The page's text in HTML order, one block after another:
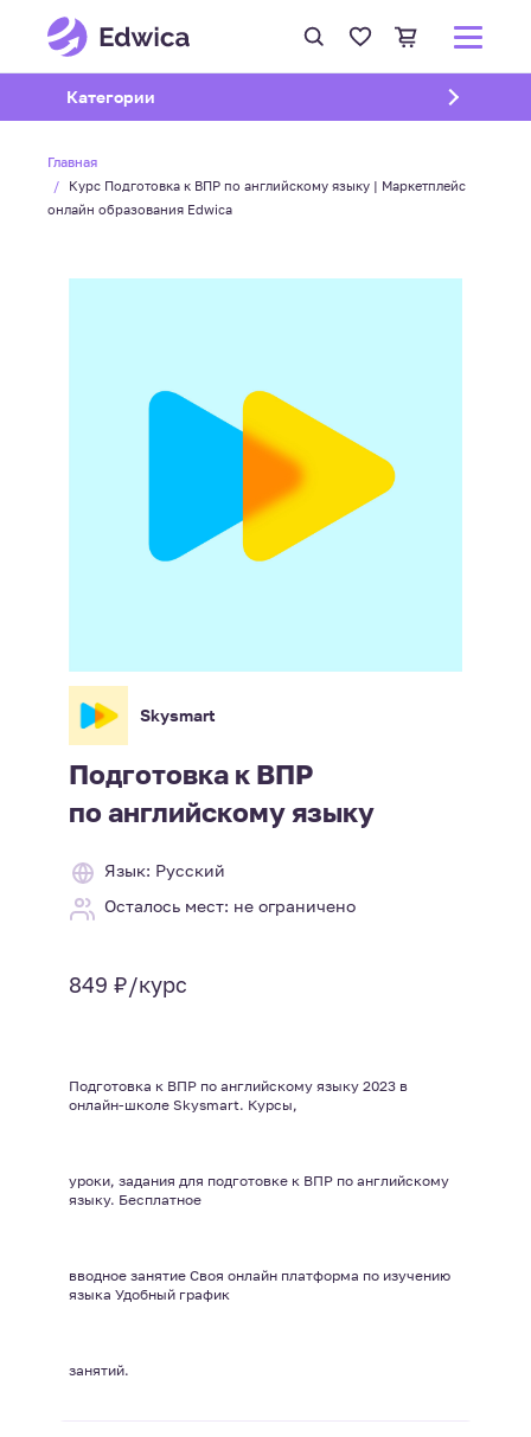
Открыть подменю
Категории
Главная
Курс Подготовка к ВПР по английскому языку | Маркетплейс
онлайн образования Edwica
Skysmart
Подготовка к ВПР
по английскому языку
Язык: Русский
Осталось мест: не ограничено
849 ₽/курс
Подготовка к ВПР по английскому языку 2023 в
онлайн-школе Skysmart. Курсы,
уроки, задания для подготовке к ВПР по английскому
языку. Бесплатное
вводное занятие Своя онлайн платформа по изучению
языка Удобный график
занятий.